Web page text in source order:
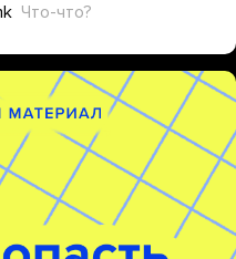
Что-что?